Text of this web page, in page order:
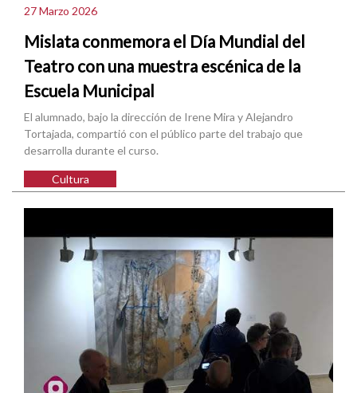
27 Marzo 2026
Mislata conmemora el Día Mundial del
Teatro con una muestra escénica de la
Escuela Municipal
El alumnado, bajo la dirección de Irene Mira y Alejandro
Tortajada, compartió con el público parte del trabajo que
desarrolla durante el curso.
Cultura